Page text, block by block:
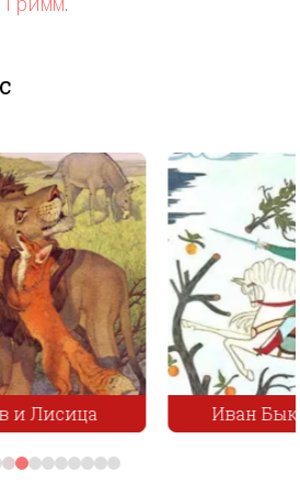
Иван Быкович